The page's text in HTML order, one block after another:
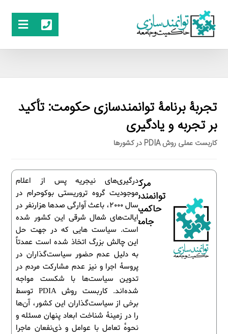
تجربۀ برنامۀ توانمندسازی حکومت: تأکید
بر تجربه و یادگیری
کاربست عملی روش PDIA در کشورها
درگیری‌های نیجریه پس از اعلام
موجودیت گروه تروریستی بوکوحرام در
سال 2000، باعث آوارگی صدها هزارنفر در
ایالت‌های شمال شرقی این کشور شده
است. سیاست هایی که در جهت حل
این چالش بزرگ اتخاذ شده است عمدتاً
به دلیل عدم حضور سیاست‌گذاران در
پروسۀ اجرا و نیز عدم مشارکت مردم در
تدوین سیاست‌ها با شکست مواجه
شده‌اند. کاربست روش PDIA توسط
برخی از سیاست‌گذاران این کشور، آن‌ها
را در زمینۀ شناخت ابعاد پنهان مسئله و
نحوۀ تعامل با عوامل و ذی‌نفعان ماجرا
مرکز
توانمندسازی
حاکمیت و
جامعه